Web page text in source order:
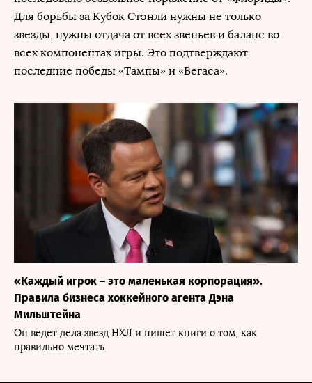
Для борьбы за Кубок Стэнли нужны не только
звезды, нужны отдача от всех звеньев и баланс во
всех компонентах игры. Это подтверждают
последние победы «Тампы» и «Вегаса».
«Каждый игрок – это маленькая корпорация».
Правила бизнеса хоккейного агента Дэна
Мильштейна
Он ведет дела звезд НХЛ и пишет книги о том, как
правильно мечтать